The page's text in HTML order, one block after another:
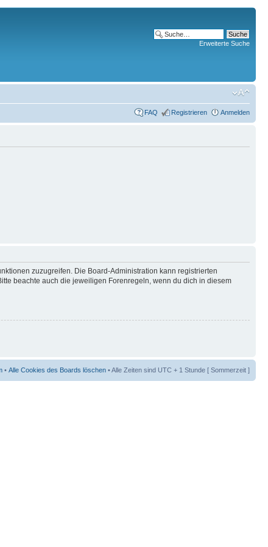
Erweiterte Suche
FAQ Registrieren Anmelden
zuzugreifen. Die Board-Administration kann registrierten
beachte auch die jeweiligen Forenregeln, wenn du dich in diesem
• Alle Cookies des Boards löschen • Alle Zeiten sind UTC + 1 Stunde [ Sommerzeit ]